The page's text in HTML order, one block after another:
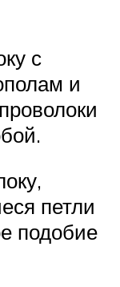
с
и
петли
подобие